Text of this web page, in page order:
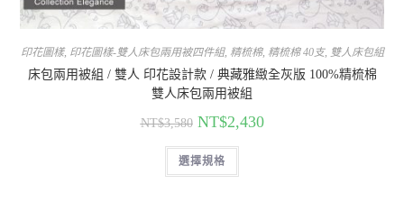
印花圖樣, 印花圖樣-雙人床包兩用被四件組, 精梳棉, 精梳棉 40支, 雙人床包組
床包兩用被組 / 雙人 印花設計款 / 典藏雅緻全灰版 100%精梳棉
雙人床包兩用被組
NT$3,580 NT$2,430
選擇規格